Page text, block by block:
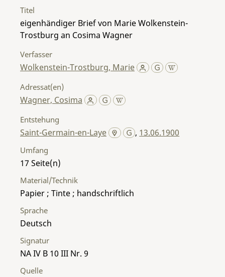
Titel
eigenhändiger Brief von Marie Wolkenstein-
Trostburg an Cosima Wagner
Verfasser
Wolkenstein-Trostburg, Marie
Adressat(en)
Wagner, Cosima
Entstehung
Saint-Germain-en-Laye , 13.06.1900
Umfang
17
Material/Technik
Papier ; Tinte ; handschriftlich
Sprache
Deutsch
Signatur
NA IV B 10 III Nr. 9
Quelle